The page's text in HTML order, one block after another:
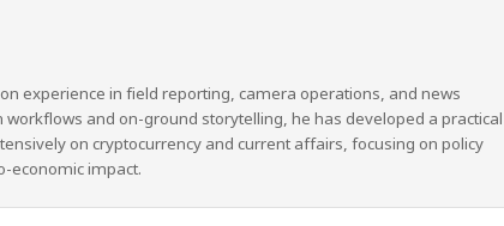
experience in field reporting, camera operations, and news
and on-ground storytelling, he has developed a
on cryptocurrency and current affairs, focusing on policy
economic impact.